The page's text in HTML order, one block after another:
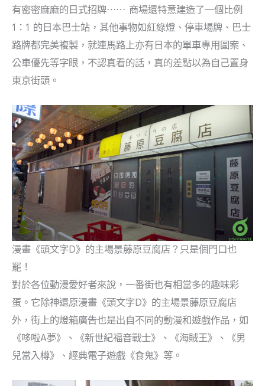
有密密麻麻的日式招牌⋯⋯ 商場還特意建造了一個比例
1：1 的日本巴士站，其他事物如紅綠燈、停車場牌、巴士
路牌都完美複製，就連馬路上亦有日本的單車專用圖案、
公車優先等字眼，不認真看的話，真的差點以為自己置身
東京街頭。
漫畫《頭文字D》的主場景藤原豆腐店？只是個門口也
罷！
對於各位動漫愛好者來說，一番街也有相當多的趣味彩
蛋。它除神還原漫畫《頭文字D》的主場景藤原豆腐店
外，街上的燈箱廣告也是出自不同的動漫和遊戲作品，如
《哆啦A夢》、《新世紀福音戰士》、《海賊王》、《男
兒當入樽》、經典電子遊戲《食鬼》等。